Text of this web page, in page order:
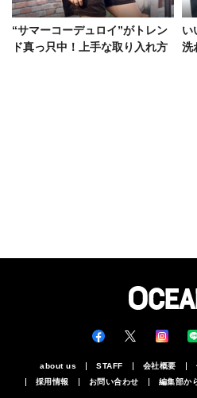
“サマーコーデュロイ”がトレン
ド真っ只中！上手な取り入れ方
い
洗
about us STAFF 会社概要
採用情報
お問い合わせ 編集部か